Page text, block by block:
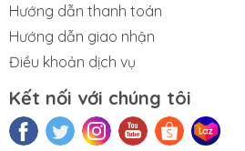
Hướng dẫn thanh toán
Hướng dẫn giao nhận
Điều khoản dịch vụ
Kết nối với chúng tôi